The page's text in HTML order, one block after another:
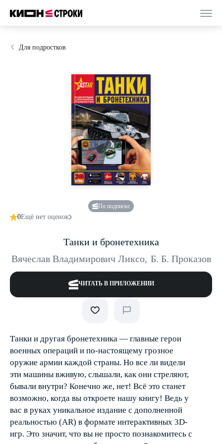
Для подростков
По подписке
0Ещё нет оценок
Танки и бронетехника
Вячеслав Владимирович Ликсо, Б. Б. Проказов
ЧИТАТЬ В ПРИЛОЖЕНИИ
Танки и другая бронетехника — главные герои
военных операций и по-настоящему грозное
оружие армии каждой страны. Но все ли видели
эти машины вживую, слышали, как они стреляют,
бывали внутри? Конечно же, нет! Всё это станет
возможно, когда вы откроете нашу книгу! Ведь у
вас в руках уникальное издание с дополненной
реальностью (AR) в формате интерактивных 3D-
игр. Это значит, что вы не просто познакомитесь с